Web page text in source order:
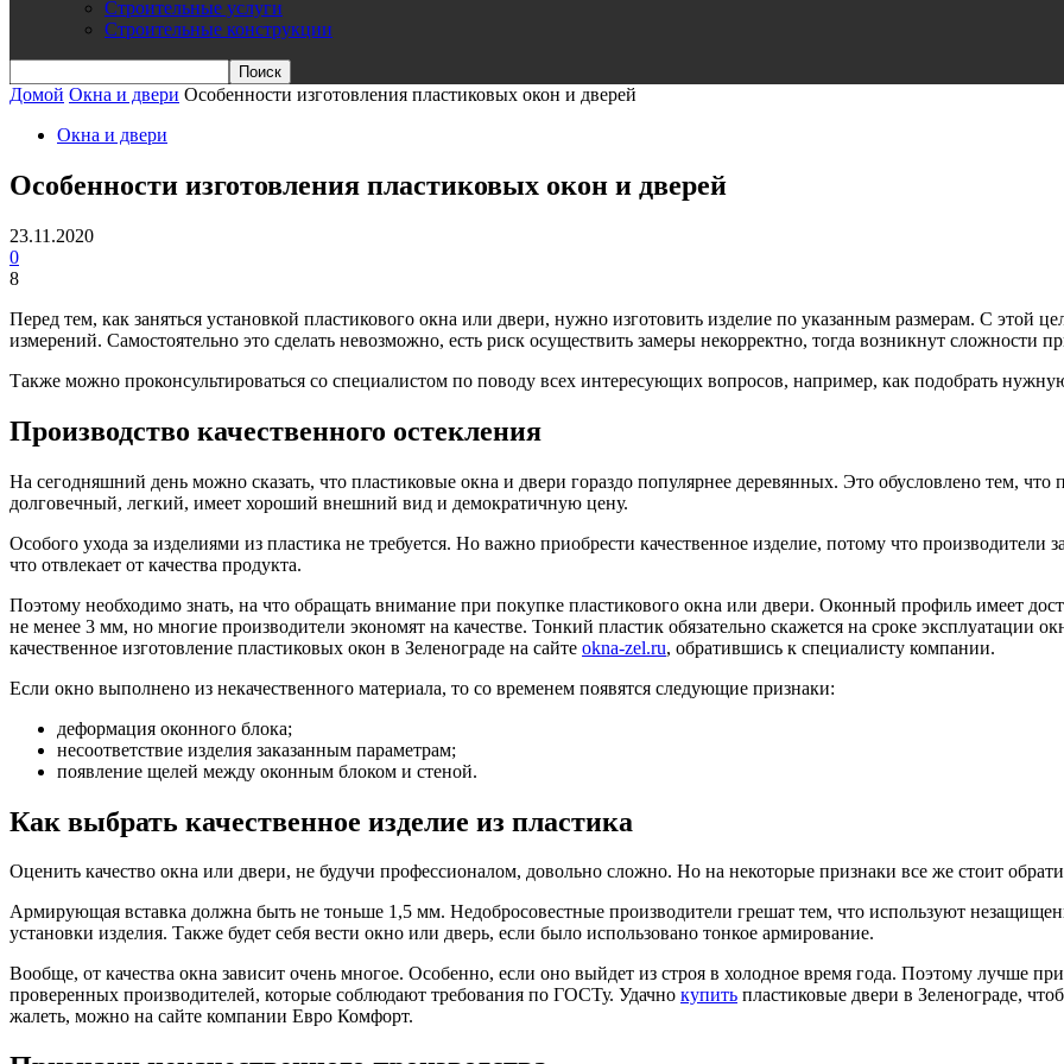
Строительные услуги
Строительные конструкции
Домой Окна и двери Особенности изготовления пластиковых окон и дверей
Окна и двери
Особенности изготовления пластиковых окон и дверей
23.11.2020
0
8
Перед тем, как заняться установкой пластикового окна или двери, нужно изготовить изделие по указанным размерам. С этой
измерений. Самостоятельно это сделать невозможно, есть риск осуществить замеры некорректно, тогда возникнут сложности
Также можно проконсультироваться со специалистом по поводу всех интересующих вопросов, например, как подобрать
Производство качественного остекления
На сегодняшний день можно сказать, что пластиковые окна и двери гораздо популярнее деревянных. Это обусловлено тем, что
долговечный, легкий, имеет хороший внешний вид и демократичную цену.
Особого ухода за изделиями из пластика не требуется. Но важно приобрести качественное изделие, потому что
что отвлекает от качества продукта.
Поэтому необходимо знать, на что обращать внимание при покупке пластикового окна или двери. Оконный профиль имеет
не менее 3 мм, но многие производители экономят на качестве. Тонкий пластик обязательно скажется на сроке эксплуатации
качественное изготовление пластиковых окон в Зеленограде на сайте okna-zel.ru, обратившись к специалисту компании.
Если окно выполнено из некачественного материала, то со временем появятся следующие признаки:
деформация оконного блока;
несоответствие изделия заказанным параметрам;
появление щелей между оконным блоком и стеной.
Как выбрать качественное изделие из пластика
Оценить качество окна или двери, не будучи профессионалом, довольно сложно. Но на некоторые признаки все же стоит
Армирующая вставка должна быть не тоньше 1,5 мм. Недобросовестные производители грешат тем, что используют
установки изделия. Также будет себя вести окно или дверь, если было использовано тонкое армирование.
Вообще, от качества окна зависит очень многое. Особенно, если оно выйдет из строя в холодное время года. Поэтому лучше
проверенных производителей, которые соблюдают требования по ГОСТу. Удачно купить пластиковые двери в Зеленограде,
жалеть, можно на сайте компании Евро Комфорт.